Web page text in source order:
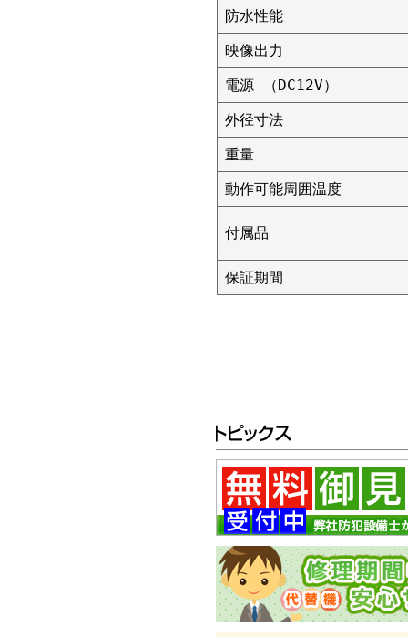
防水性能
映像出力
電源 （DC12V）
外径寸法
重量
動作可能周囲温度
付属品
保証期間